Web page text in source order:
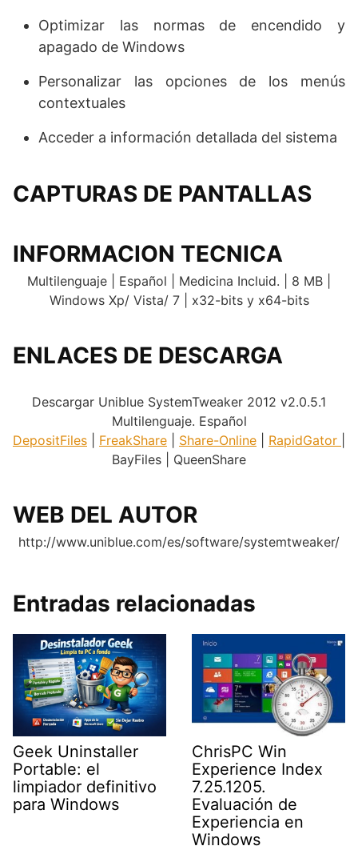
Optimizar las normas de encendido y
apagado de Windows
Personalizar las opciones de los menús
contextuales
Acceder a información detallada del sistema
CAPTURAS DE PANTALLAS
INFORMACION TECNICA
Multilenguaje | Español | Medicina Incluid. | 8 MB |
Windows Xp/ Vista/ 7 | x32-bits y x64-bits
ENLACES DE DESCARGA
Descargar Uniblue SystemTweaker 2012 v2.0.5.1
Multilenguaje. Español
DepositFiles
FreakShare Share-Online RapidGator
BayFiles | QueenShare
WEB DEL AUTOR
http://www.uniblue.com/es/software/systemtweaker/
Entradas relacionadas
Geek Uninstaller
Portable: el
limpiador definitivo
para Windows
ChrisPC Win
Experience Index
7.25.1205.
Evaluación de
Experiencia en
Windows